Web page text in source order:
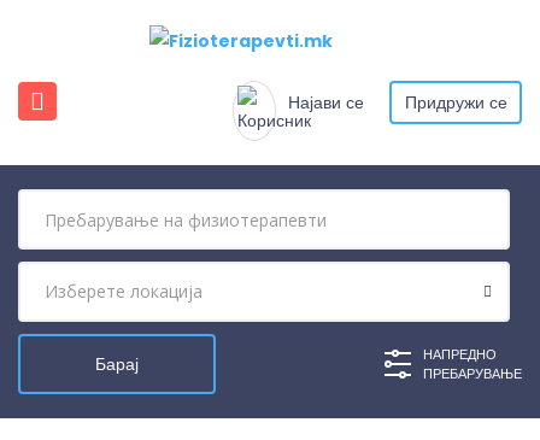
Најави се Придружи се
НАПРЕДНО
ПРЕБАРУВАЊЕ